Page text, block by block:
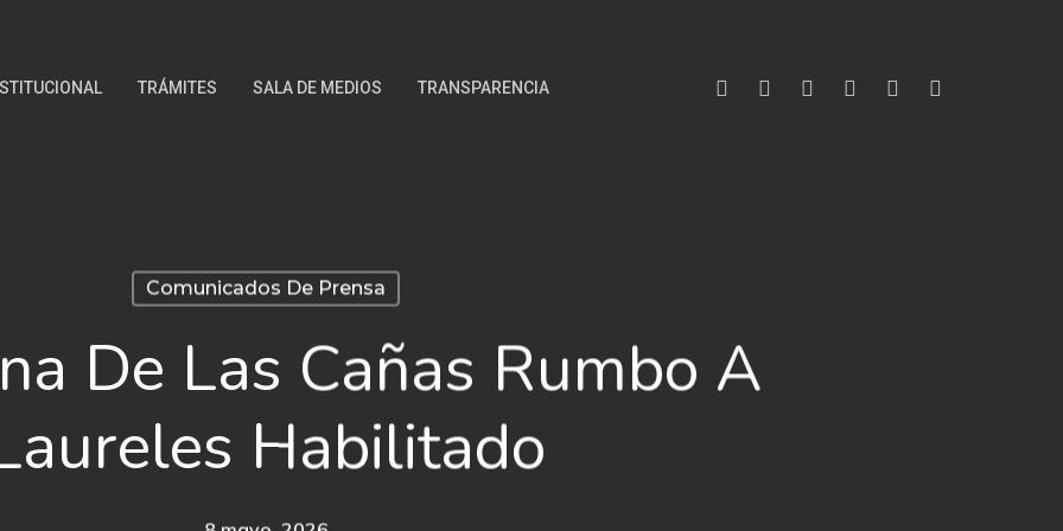
TRÁMITES SALA DE MEDIOS TRANSPARENCIA FacebookYoutubeInstagram
Phone Email
Comunicados De Prensa
De Las Cañas Rumbo A
Habilitado